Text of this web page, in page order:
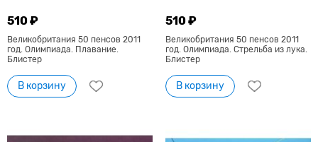
510 ₽
Великобритания 50 пенсов 2011
год. Олимпиада. Плавание.
Блистер
В корзину
510 ₽
Великобритания 50 пенсов 2011
год. Олимпиада. Стрельба из лука.
Блистер
В корзину